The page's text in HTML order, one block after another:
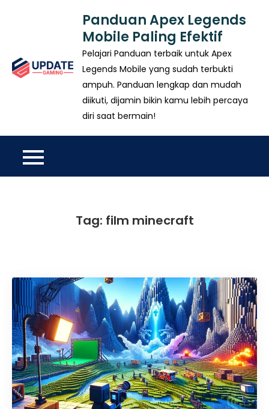
Panduan Apex Legends
Mobile Paling Efektif
Pelajari Panduan terbaik untuk Apex
Legends Mobile yang sudah terbukti
ampuh. Panduan lengkap dan mudah
diikuti, dijamin bikin kamu lebih percaya
diri saat bermain!
Tag: film minecraft